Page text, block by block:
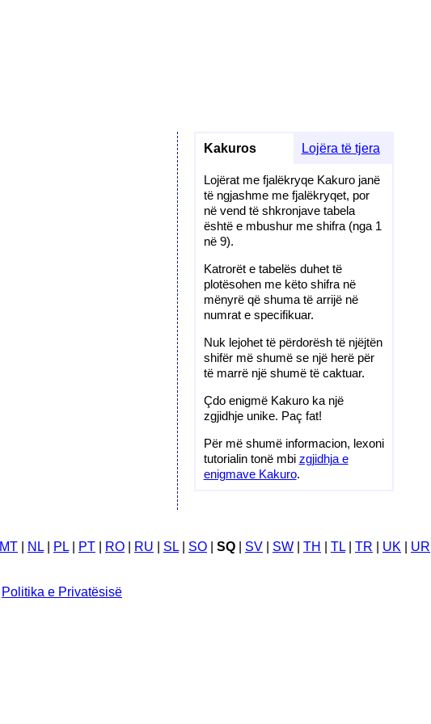
Kakuros Lojëra të tjera
Lojërat me fjalëkryqe Kakuro janë
të ngjashme me fjalëkryqet, por
në vend të shkronjave tabela
është e mbushur me shifra (nga 1
në 9).
Katrorët e tabelës duhet të
plotësohen me këto shifra në
mënyrë që shuma të arrijë në
numrat e specifikuar.
Nuk lejohet të përdorësh të njëjtën
shifër më shumë se një herë për
të marrë një shumë të caktuar.
Çdo enigmë Kakuro ka një
zgjidhje unike. Paç fat!
Për më shumë informacion, lexoni
tutorialin tonë mbi zgjidhja e
enigmave Kakuro.
MT NL PL PT RO RU SL SO SQ SV SW TH TL TR UK
UR
Politika e Privatësisë